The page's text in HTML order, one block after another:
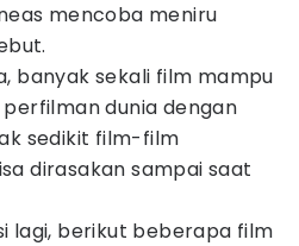
mencoba meniru
banyak sekali film mampu
dunia dengan
sedikit film-film
dirasakan sampai saat
lagi, berikut beberapa film